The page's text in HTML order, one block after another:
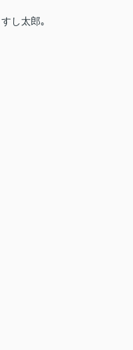
すし太郎｡